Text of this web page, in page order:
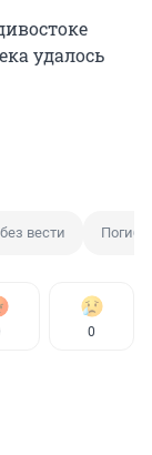
удалось
вести
0